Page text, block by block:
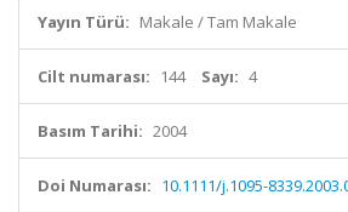
Yayın Türü: Makale / Tam Makale
Cilt numarası: 144 Sayı: 4
Basım Tarihi: 2004
Doi Numarası: 10.1111/j.1095-